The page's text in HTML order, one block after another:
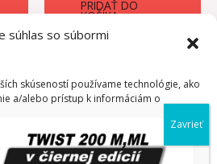
súhlas so súbormi
skúseností používame technológie, ako
a/alebo prístup k informáciám o
nám umožní spracovávať
alebo jedinečné ID na tejto
súhlasu môže nepriaznivo ovplyvniť
PRIDAŤ DO
KOŠÍKA